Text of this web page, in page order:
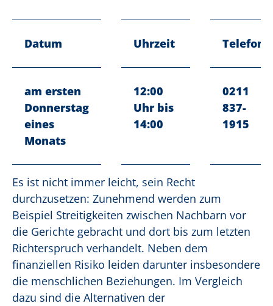
Datum Uhrzeit Telefon
am ersten
Donnerstag
eines
Monats
12:00
Uhr bis
14:00
0211
837-
1915
Es ist nicht immer leicht, sein Recht
durchzusetzen: Zunehmend werden zum
Beispiel Streitigkeiten zwischen Nachbarn vor
die Gerichte gebracht und dort bis zum letzten
Richterspruch verhandelt. Neben dem
finanziellen Risiko leiden darunter insbesondere
die menschlichen Beziehungen. Im Vergleich
dazu sind die Alternativen der